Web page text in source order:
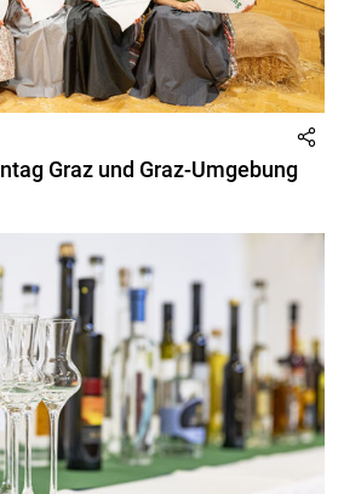
Graz und Graz-Umgebung